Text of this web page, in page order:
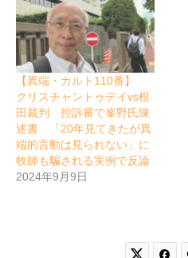
【異端・カルト110番】
クリスチャントゥデイvs根
田裁判 控訴審で峯野氏陳
述書 「20年見てきたが異
端的言動は見られない」に
牧師も騙される実例で反論
2024年9月9日
 